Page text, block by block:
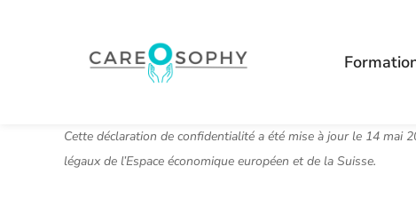
Cette déclaration de confidentialité a été mise à jour le 14 mai
légaux de l’Espace économique européen et de la Suisse.